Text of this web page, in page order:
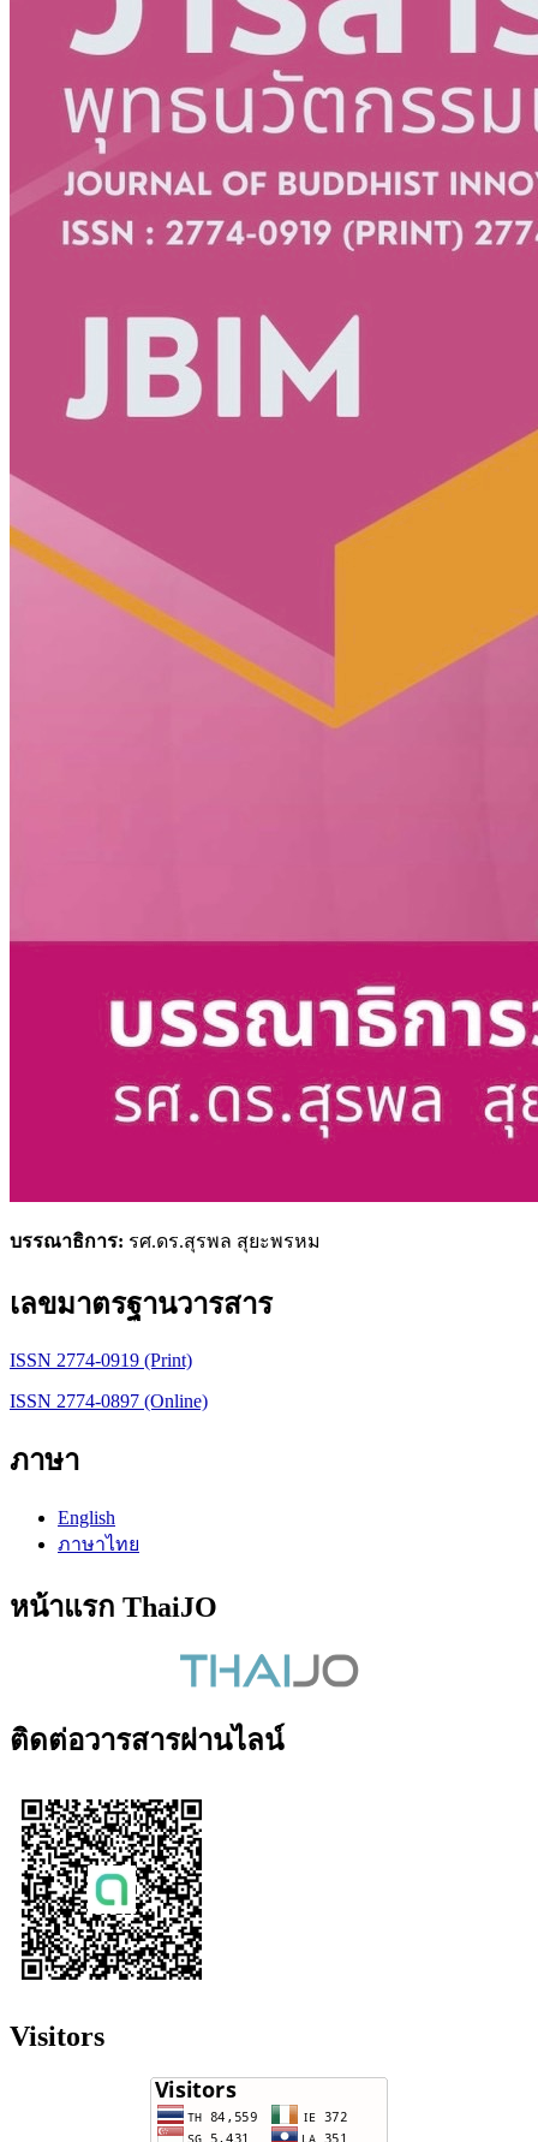
บรรณาธิการ: รศ.ดร.สุรพล สุยะพรหม
เลขมาตรฐานวารสาร
ISSN 2774-0919 (Print)
ISSN 2774-0897 (Online)
ภาษา
English
ภาษาไทย
หน้าแรก ThaiJO
ติดต่อวารสารผ่านไลน์
Visitors